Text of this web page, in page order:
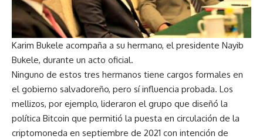
Karim Bukele acompaña a su hermano, el presidente Nayib
Bukele, durante un acto oficial.
Ninguno de estos tres hermanos tiene cargos formales en
el gobierno salvadoreño, pero sí influencia probada. Los
mellizos, por ejemplo, lideraron el grupo que diseñó la
política Bitcoin que permitió la puesta en circulación de la
criptomoneda en septiembre de 2021 con intención de